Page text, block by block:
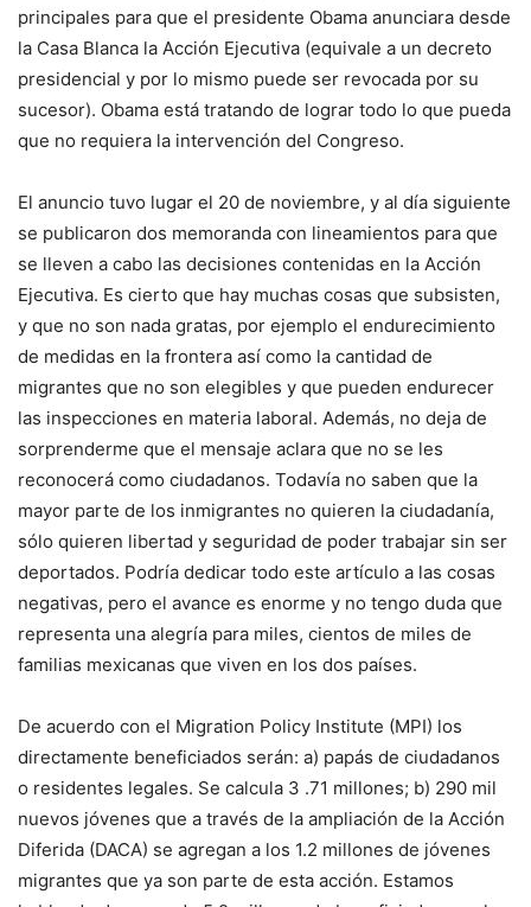
principales para que el presidente Obama anunciara desde
la Casa Blanca la Acción Ejecutiva (equivale a un decreto
presidencial y por lo mismo puede ser revocada por su
sucesor). Obama está tratando de lograr todo lo que pueda
que no requiera la intervención del Congreso.
El anuncio tuvo lugar el 20 de noviembre, y al día siguiente
se publicaron dos memoranda con lineamientos para que
se lleven a cabo las decisiones contenidas en la Acción
Ejecutiva. Es cierto que hay muchas cosas que subsisten,
y que no son nada gratas, por ejemplo el endurecimiento
de medidas en la frontera así como la cantidad de
migrantes que no son elegibles y que pueden endurecer
las inspecciones en materia laboral. Además, no deja de
sorprenderme que el mensaje aclara que no se les
reconocerá como ciudadanos. Todavía no saben que la
mayor parte de los inmigrantes no quieren la ciudadanía,
sólo quieren libertad y seguridad de poder trabajar sin ser
deportados. Podría dedicar todo este artículo a las cosas
negativas, pero el avance es enorme y no tengo duda que
representa una alegría para miles, cientos de miles de
familias mexicanas que viven en los dos países.
De acuerdo con el Migration Policy Institute (MPI) los
directamente beneficiados serán: a) papás de ciudadanos
o residentes legales. Se calcula 3 .71 millones; b) 290 mil
nuevos jóvenes que a través de la ampliación de la Acción
Diferida (DACA) se agregan a los 1.2 millones de jóvenes
migrantes que ya son parte de esta acción. Estamos